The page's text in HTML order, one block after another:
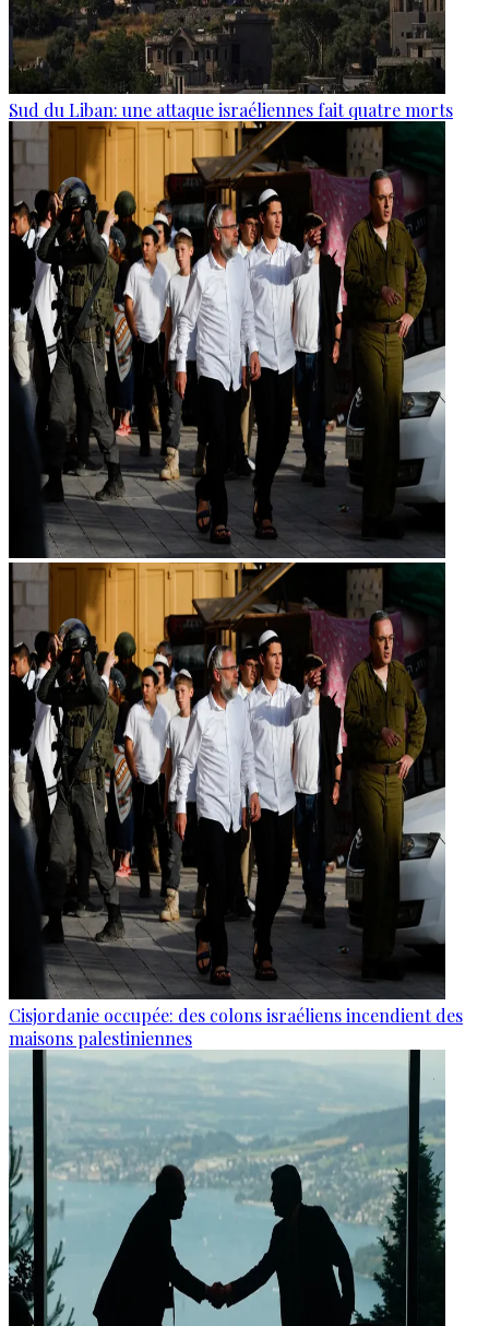
Sud du Liban: une attaque israéliennes fait quatre morts
Cisjordanie occupée: des colons israéliens incendient des
maisons palestiniennes